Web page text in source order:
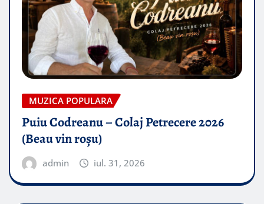
MUZICA POPULARA
Puiu Codreanu – Colaj Petrecere 2026
(Beau vin roșu)
admin iul. 31, 2026